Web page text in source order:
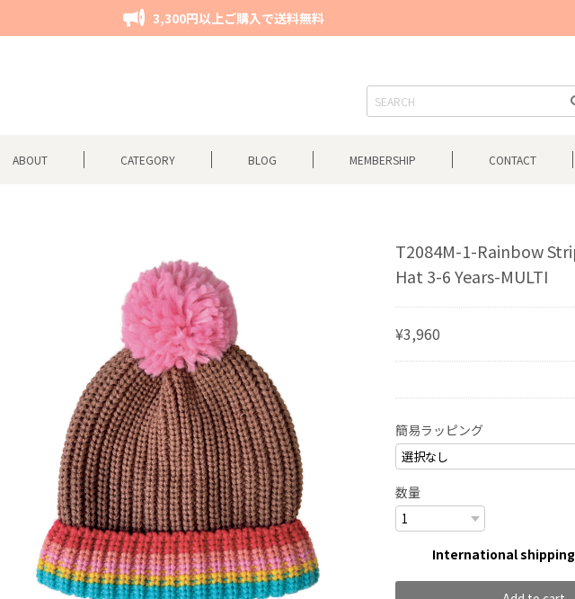
3,300円以上ご購入で送料無料
ABOUT CATEGORY BLOG MEMBERSHIP CONTACT
T2084M-1-Rainbow
Hat 3-6 Years-MULTI
¥3,960
簡易ラッピング
数量
International